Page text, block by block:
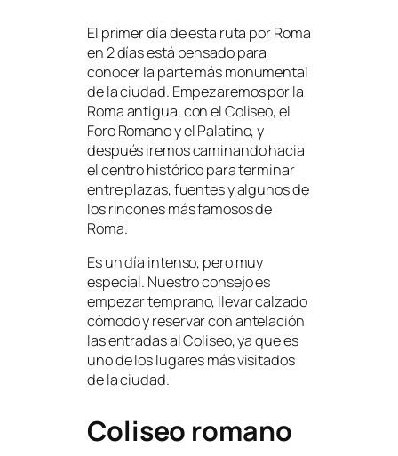
El primer día de esta ruta por Roma
en 2 días está pensado para
conocer la parte más monumental
de la ciudad. Empezaremos por la
Roma antigua, con el Coliseo, el
Foro Romano y el Palatino, y
después iremos caminando hacia
el centro histórico para terminar
entre plazas, fuentes y algunos de
los rincones más famosos de
Roma.
Es un día intenso, pero muy
especial. Nuestro consejo es
empezar temprano, llevar calzado
cómodo y reservar con antelación
las entradas al Coliseo, ya que es
uno de los lugares más visitados
de la ciudad.
Coliseo romano